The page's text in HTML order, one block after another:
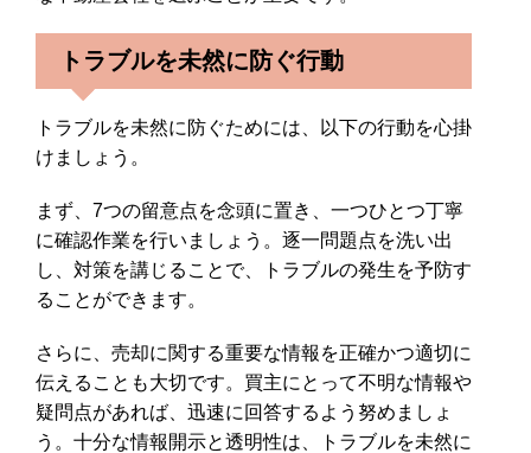
トラブルを未然に防ぐ行動
トラブルを未然に防ぐためには、以下の行動を心掛
けましょう。
まず、7つの留意点を念頭に置き、一つひとつ丁寧
に確認作業を行いましょう。逐一問題点を洗い出
し、対策を講じることで、トラブルの発生を予防す
ることができます。
さらに、売却に関する重要な情報を正確かつ適切に
伝えることも大切です。買主にとって不明な情報や
疑問点があれば、迅速に回答するよう努めましょ
う。十分な情報開示と透明性は、トラブルを未然に